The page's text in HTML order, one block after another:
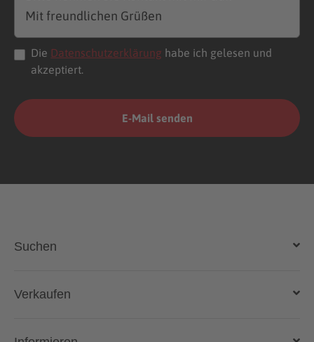
Die Datenschutzerklärung habe ich gelesen und
akzeptiert.
Suchen
Auto kaufen
Verkaufen